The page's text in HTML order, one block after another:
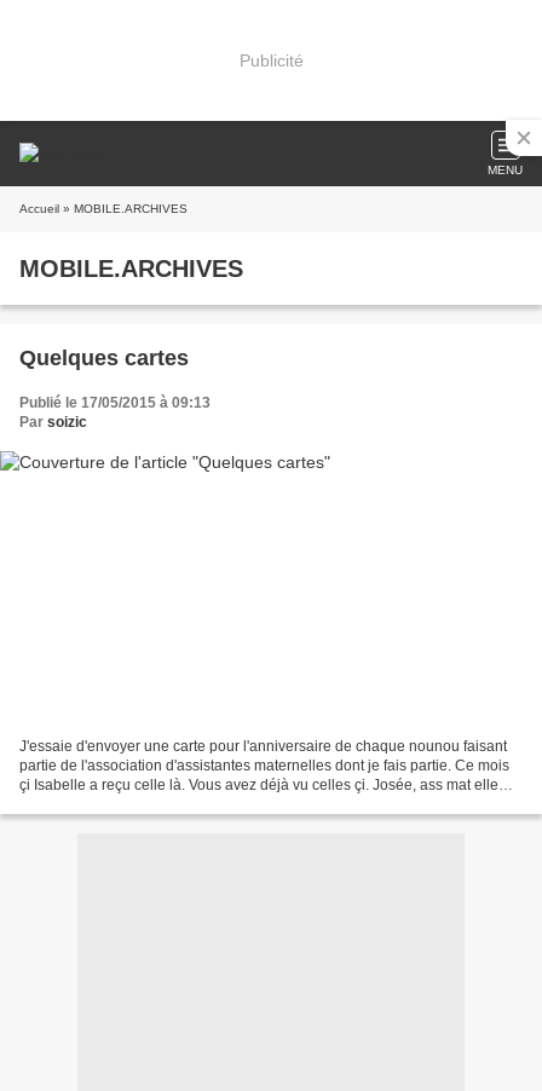
Publicité
MENU
Accueil » MOBILE.ARCHIVES
MOBILE.ARCHIVES
Quelques cartes
Publié le 17/05/2015 à 09:13
Par soizic
J'essaie d'envoyer une carte pour l'anniversaire de chaque nounou faisant
partie de l'association d'assistantes maternelles dont je fais partie. Ce mois
çi Isabelle a reçu celle là. Vous avez déjà vu celles çi. Josée, ass mat elle